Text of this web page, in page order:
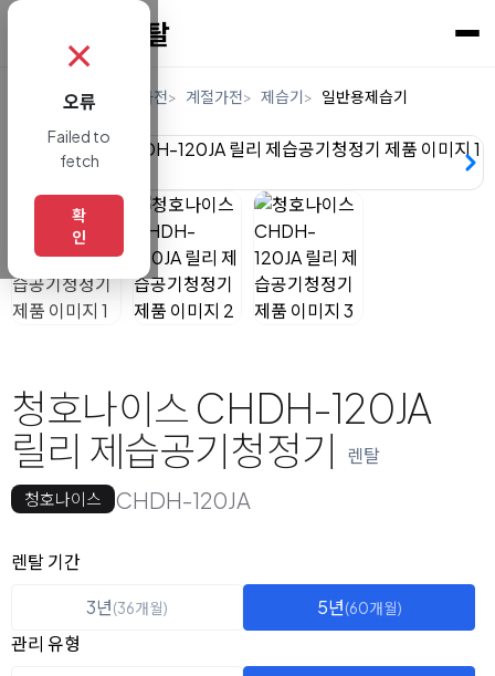
렌탈 디지털/가전 계절가전 제습기 일반용제습기
청호나이스 CHDH-120JA
릴리 제습공기청정기
렌탈
청호나이스 CHDH-120JA
옵션 선택
렌탈 선택
렌탈 기간
3년(36개월) 5년(60개월)
관리 유형
✗
오류
Failed to
fetch
확
인